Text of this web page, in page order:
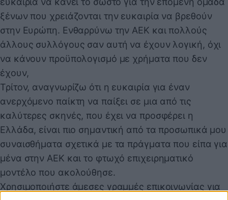
ξένων που χρειάζονται την ευκαιρία να βρεθούν
στην Ευρώπη. Ενθαρρύνω την ΑΕΚ και πολλούς
άλλους συλλόγους σαν αυτή να έχουν λογική, όχι
να κάνουν προϋπολογισμό με χρήματα που δεν
έχουν,
Τρίτον, αναγνωρίζω ότι η ευκαιρία για έναν
ανερχόμενο παίκτη να παίξει σε μια από τις
καλύτερες σκηνές, που έχει να προσφέρει η
Ελλάδα, είναι πιο σημαντική από τα προσωπικά μου
συναισθήματα σχετικά με τα πράγματα που είπα για
μένα στην ΑΕΚ και το φτωχό επιχειρηματικό
μοντέλο που ακολούθησε.
Χρησιμοποιήστε άμεσες γραμμές επικοινωνίας για